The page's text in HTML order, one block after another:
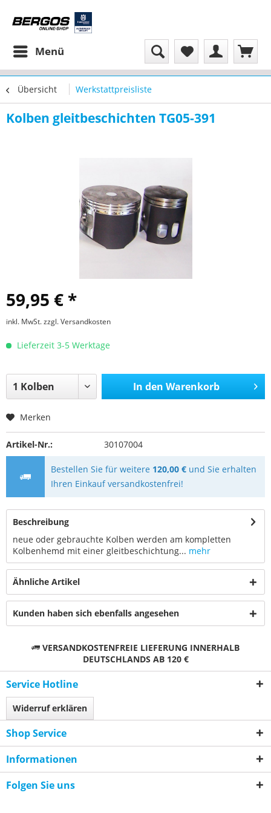
Menü
Übersicht Werkstattpreisliste
Kolben gleitbeschichten TG05-391
59,95 € *
inkl. MwSt.zzgl. Versandkosten
Lieferzeit 3-5 Werktage
In den Warenkorb
Merken
Artikel-Nr.: 30107004
Bestellen Sie für weitere 120,00 € und Sie erhalten
Ihren Einkauf versandkostenfrei!
Beschreibung
neue oder gebrauchte Kolben werden am kompletten
Kolbenhemd mit einer gleitbeschichtung... mehr
Ähnliche Artikel
Kunden haben sich ebenfalls angesehen
VERSANDKOSTENFREIE LIEFERUNG INNERHALB
DEUTSCHLANDS AB 120 €
Service Hotline
Widerruf erklären
Shop Service
Informationen
Folgen Sie uns